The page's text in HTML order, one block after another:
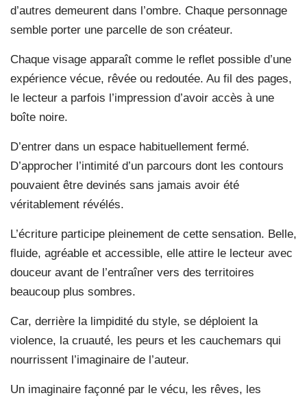
d’autres demeurent dans l’ombre. Chaque personnage
semble porter une parcelle de son créateur.
Chaque visage apparaît comme le reflet possible d’une
expérience vécue, rêvée ou redoutée. Au fil des pages,
le lecteur a parfois l’impression d’avoir accès à une
boîte noire.
D’entrer dans un espace habituellement fermé.
D’approcher l’intimité d’un parcours dont les contours
pouvaient être devinés sans jamais avoir été
véritablement révélés.
L’écriture participe pleinement de cette sensation. Belle,
fluide, agréable et accessible, elle attire le lecteur avec
douceur avant de l’entraîner vers des territoires
beaucoup plus sombres.
Car, derrière la limpidité du style, se déploient la
violence, la cruauté, les peurs et les cauchemars qui
nourrissent l’imaginaire de l’auteur.
Un imaginaire façonné par le vécu, les rêves, les